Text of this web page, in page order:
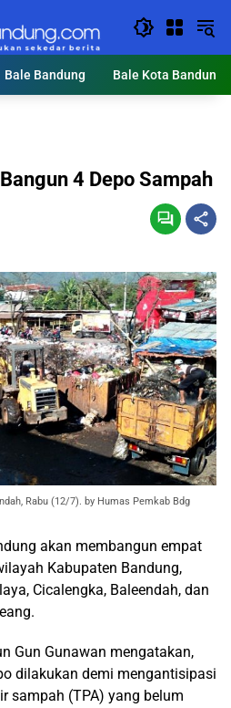
Bale Bandung Bale Kota Bandung
4 Depo Sampah
Rabu (12/7). by Humas Pemkab Bdg
akan membangun empat
Kabupaten Bandung,
Cicalengka, Baleendah, dan
Gun Gunawan mengatakan,
dilakukan demi mengantisipasi
sampah (TPA) yang belum